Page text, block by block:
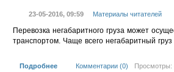
23-05-2016, 09:59 Материалы читателей
Перевозка негабаритного груза может
транспортом. Чаще всего негабаритный
Подробнее Комментарии (0) Просмотры: